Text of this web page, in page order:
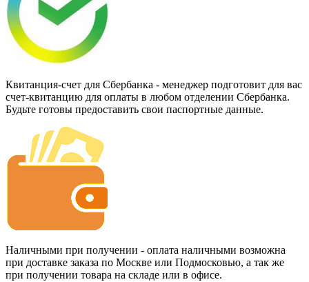
Квитанция-счет для Сбербанка - менеджер подготовит для вас
счет-квитанцию для оплаты в любом отделении Сбербанка.
Будьте готовы предоставить свои паспортные данные.
Наличными при получении - оплата наличными возможна
при доставке заказа по Москве или Подмосковью, а так же
при получении товара на складе или в офисе.